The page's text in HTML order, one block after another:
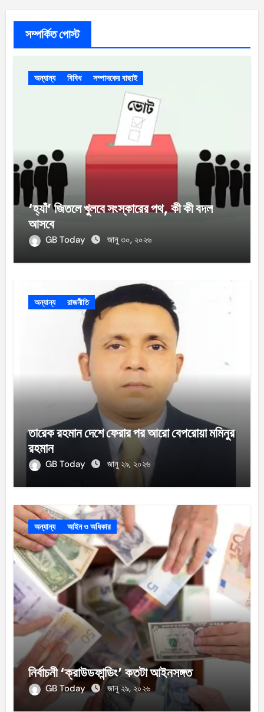
সম্পর্কিত পোস্ট
অন্যান্য বিবিধ সম্পাদকের বাছাই
‘হ্যাঁ’ জিতলে খুলবে সংস্কারের পথ, কী কী বদল
আসবে
GB Today জানু ৩০, ২০২৬
অন্যান্য রাজনীতি
তারেক রহমান দেশে ফেরার পর আরো বেপরোয়া মমিনুর
রহমান
GB Today জানু ২৯, ২০২৬
অন্যান্য আইন ও অধিকার
নির্বাচনী ‘ক্রাউডফান্ডিং’ কতটা আইনসঙ্গত
GB Today জানু ২৯, ২০২৬